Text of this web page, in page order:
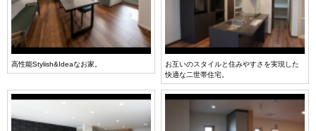
高性能Stylish&Ideaなお家。
お互いのスタイルと住みやすさを実現した
快適な二世帯住宅。